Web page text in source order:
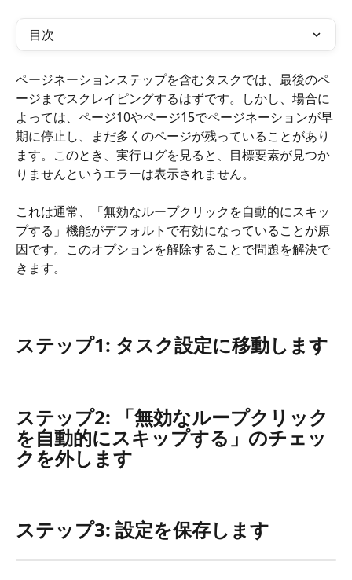
目次
ページネーションステップを含むタスクでは、最後のペ
ージまでスクレイピングするはずです。しかし、場合に
よっては、ページ10やページ15でページネーションが早
期に停止し、まだ多くのページが残っていることがあり
ます。このとき、実行ログを見ると、目標要素が見つか
りませんというエラーは表示されません。
これは通常、「無効なループクリックを自動的にスキッ
プする」機能がデフォルトで有効になっていることが原
因です。このオプションを解除することで問題を解決で
きます。
ステップ1: タスク設定に移動します
ステップ2: 「無効なループクリック
を自動的にスキップする」のチェッ
クを外します
ステップ3: 設定を保存します